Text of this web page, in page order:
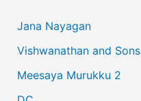
h
f
o
Jana Nayagan
Vishwanathan and Sons
Meesaya Murukku 2